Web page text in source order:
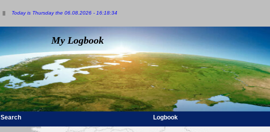
|| Today is Thursday the 06.08.2026 - 16:18:34
My Logbook
Search Logbook